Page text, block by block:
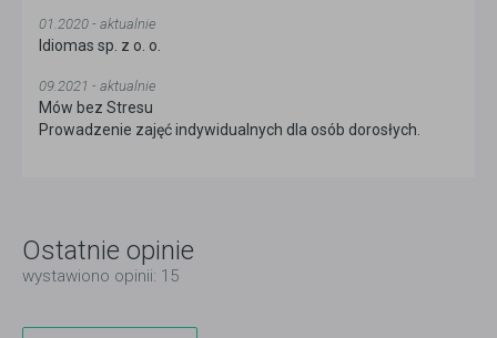
01.2020 - aktualnie
Idiomas sp. z o. o.
09.2021 - aktualnie
Mów bez Stresu
Prowadzenie zajęć indywidualnych dla osób dorosłych.
Ostatnie opinie
wystawiono opinii: 15